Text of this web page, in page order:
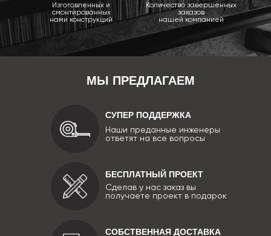
Изготовленных и
смонтированных
нами конструкций
Количество завершенных
заказов
нашей компанией
МЫ ПРЕДЛАГАЕМ
СУПЕР ПОДДЕРЖКА
Наши преданные инженеры
ответят на все вопросы
БЕСПЛАТНЫЙ ПРОЕКТ
Сделав у нас заказ вы
получаете проект в подарок
СОБСТВЕННАЯ ДОСТАВКА